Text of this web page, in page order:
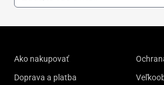
Ako nakupovať
Doprava a platba